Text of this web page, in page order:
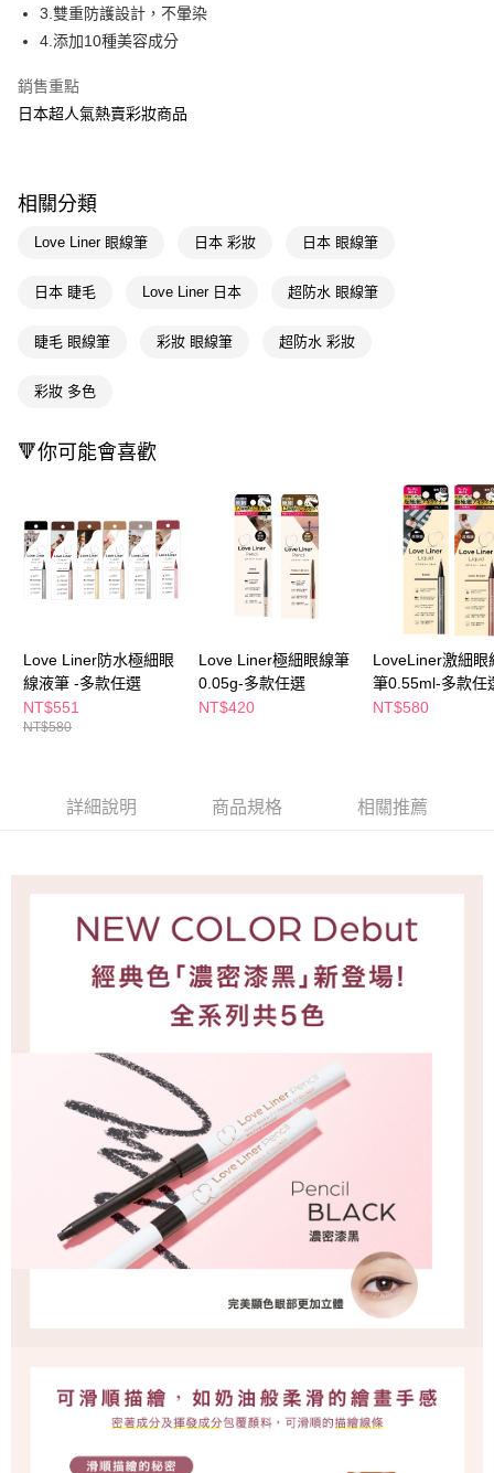
街口支付
悠遊付
Google Pay
【關於「AFTEE先享後付」】
便利好安心！
２．便利：只要手機號碼，簡訊認證，即可結帳。
【「AFTEE先享後付」結帳流程】
結帳頁面，進行簡訊認證並確認金額後，即可完成結帳。
ATM／網路銀行／等多元方式進行付款，方視為交易完成。
購買商品的店家。未經商家同意取消之訂單仍視為有效，需透過AFTEE先享
※ 交易是否成功請以「AFTEE先享後付 」之結帳頁面顯示為準，若有關於
是否繳費成功／繳費後需取消欲退款等相關疑問，請聯繫「AFTEE先享後付
客戶支援中心」https://netprotections.freshdesk.com/support/home
１．透過由恩沛科技股份有限公司提供之「AFTEE先享後付」服務完成之交
權轉讓予恩沛科技股份有限公司。
２．關於個人資料處理事宜，請瀏覽以下網址：
https://aftee.tw/terms/#terms3
３．未成年的使用者請事先徵得法定代理人或監護人之同意方可使用
時審查核予不同之上限額度；若仍有額度不足之情形，本公司將視審查結果
每筆NT$65，滿NT$390(含以上)免運費
付款後全家取貨
萊爾富取貨付款
付款後萊爾富取貨
每筆NT$65，滿NT$490(含以上)免運費
7-11取貨付款
付款後7-11取貨
每筆NT$65，滿NT$490(含以上)免運費
付款後寶雅門市自取(由倉庫統一出貨)
3.雙重防護設計，不暈染
4.添加10種美容成分
銷售重點
日本超人氣熱賣彩妝商品
相關分類
Love Liner 眼線筆 日本 彩妝 日本 眼線筆
日本 睫毛 Love Liner 日本 超防水 眼線筆
睫毛 眼線筆 彩妝 眼線筆 超防水 彩妝
彩妝 多色
🔻你可能會喜歡
Love Liner防水極細眼
線液筆 -多款任選
NT$551
NT$580
Love Liner極細眼線筆
0.05g-多款任選
NT$420
LoveLiner激細眼
筆0.55ml-多款任
NT$580
詳細說明 商品規格 相關推薦